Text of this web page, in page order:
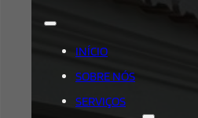
INÍCIO
SOBRE NÓS
SERVIÇOS